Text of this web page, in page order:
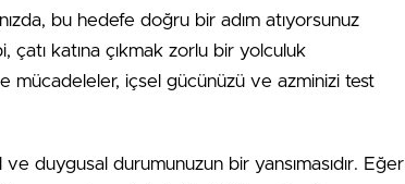
bu hedefe doğru bir adım atıyorsunuz
katına çıkmak zorlu bir yolculuk
mücadeleler, içsel gücünüzü ve azminizi test
ve duygusal durumunuzun bir yansımasıdır. Eğer